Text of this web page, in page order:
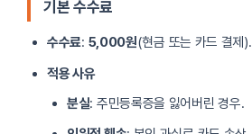
기본 수수료
수수료: 5,000원(현금 또는 카드 결제).
적용 사유
분실: 주민등록증을 잃어버린 경우.